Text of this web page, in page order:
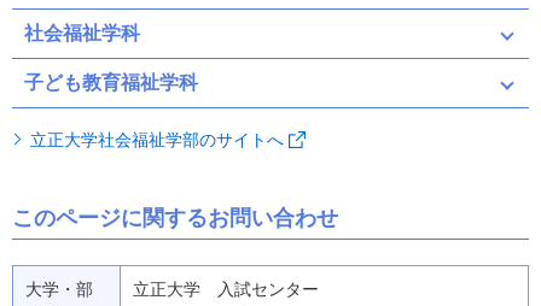
社会福祉学科
子ども教育福祉学科
立正大学社会福祉学部のサイトへ
このページに関するお問い合わせ
大学・部
立正大学 入試センター